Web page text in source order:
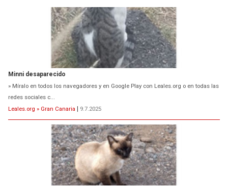
Minni desaparecido
» Míralo en todos los navegadores y en Google Play con Leales.org o en todas las
redes sociales c...
Leales.org » Gran Canaria | 9.7.2025